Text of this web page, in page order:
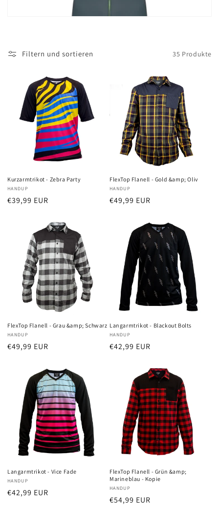
:
Filtern und sortieren 35 Produkte
Kurzarmtrikot - Zebra Party
Anbieter:
HANDUP
Normaler
€39,99 EUR
FlexTop Flanell - Gold &amp; Oliv
Anbieter:
HANDUP
Normaler
€49,99 EUR
FlexTop Flanell - Grau &amp; Schwarz
Anbieter:
HANDUP
Normaler
€49,99 EUR
Langarmtrikot - Blackout Bolts
Anbieter:
HANDUP
Normaler
€42,99 EUR
Langarmtrikot - Vice Fade
Anbieter:
HANDUP
Normaler
€42,99 EUR
FlexTop Flanell - Grün &amp;
Marineblau - Kopie
Anbieter:
HANDUP
Normaler
€54,99 EUR